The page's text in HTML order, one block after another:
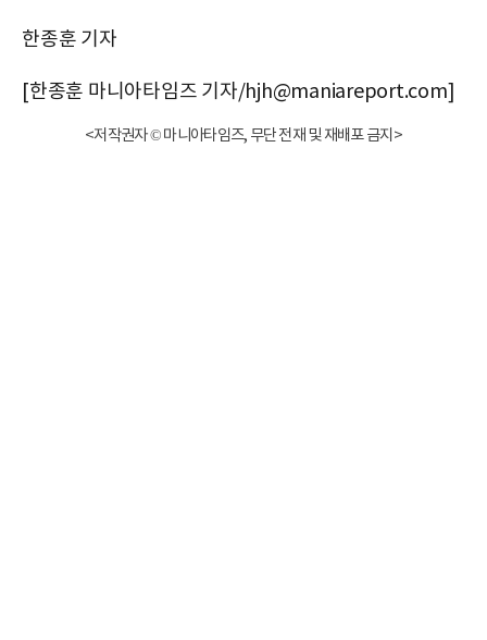
한종훈 기자
[한종훈 마니아타임즈 기자/hjh@maniareport.com]
<저작권자 © 마니아타임즈, 무단 전재 및 재배포 금지>